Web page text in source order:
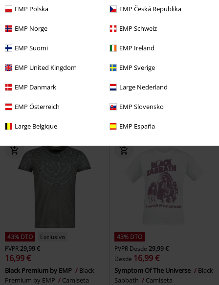
EMP Polska EMP Česká Republika
EMP Norge EMP Schweiz
EMP Suomi EMP Ireland
EMP United Kingdom EMP Sverige
EMP Danmark Large Nederland
EMP Österreich EMP Slovensko
Large Belgique EMP España
19,99 €
Painkiller
Judas Priest
%
16,99 €
Vintage Trooper
43% DTO
Exclusivo
PVPR29,99 €
16,99 €
Black Premium by EMP
Black
Premium by EMP
Camiseta
43% DTO
PVPR Desde 29,99 €
Desde 16,99 €
Symptom Of The Universe
Black
Sabbath
Camiseta